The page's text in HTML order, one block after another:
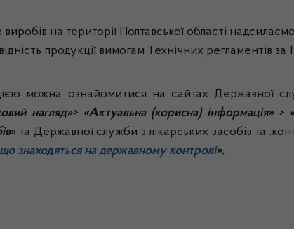
на території Полтавської області
продукції вимогам Технічних регламентів за
можна ознайомитися на сайтах Державної
нагляд»> «Актуальна (корисна) інформація»
» та Державної служби з лікарських засобів та
знаходяться на державному контролі».